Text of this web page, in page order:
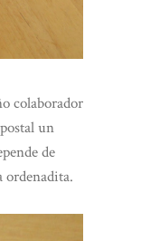
colaborador
un
de
ordenadita.